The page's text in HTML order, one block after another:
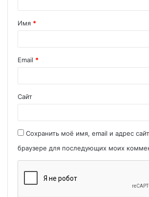
Имя *
Email *
Сайт
Сохранить моё имя, email и адрес
браузере для последующих моих